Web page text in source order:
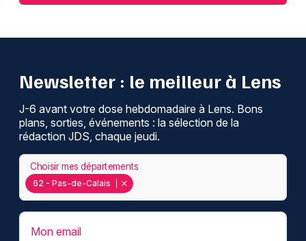
Newsletter : le meilleur à Lens
J-6 avant votre dose hebdomadaire à Lens. Bons
plans, sorties, événements : la sélection de la
rédaction JDS, chaque jeudi.
62 - Pas-de-Calais
Choisir mes départements
Mon email